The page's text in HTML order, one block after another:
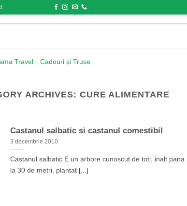
Travel Cadouri și Truse
ARCHIVES: CURE ALIMENTARE
Castanul salbatic si castanul comestibil
3 decembrie 2010
Castanul salbatic E un arbore cunoscut de toti, inalt pana
la 30 de metri, plantat [...]